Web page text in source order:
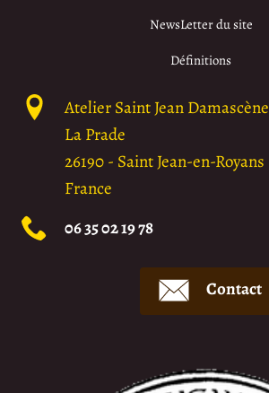
NewsLetter du site
Définitions
Atelier Saint Jean Damascène
La Prade
26190- Saint Jean-en-Royans
France
06 35 02 19 78
Contact